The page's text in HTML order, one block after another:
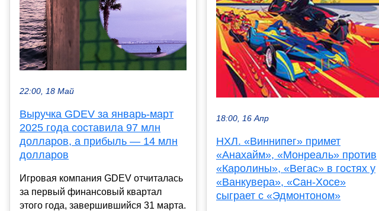
22:00, 18 Май
Выручка GDEV за январь-март
2025 года составила 97 млн
долларов, а прибыль — 14 млн
долларов
Игровая компания GDEV отчиталась
за первый финансовый квартал
этого года, завершившийся 31 марта.
18:00, 16 Апр
НХЛ. «Виннипег» примет
«Анахайм», «Монреаль» против
«Каролины», «Вегас» в гостях у
«Ванкувера», «Сан-Хосе»
сыграет с «Эдмонтоном»